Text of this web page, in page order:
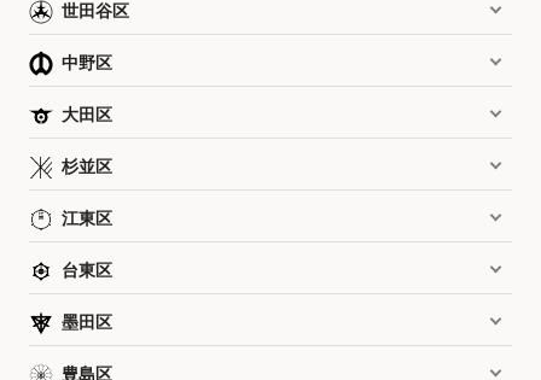
世田谷区
中野区
大田区
杉並区
江東区
台東区
墨田区
豊島区